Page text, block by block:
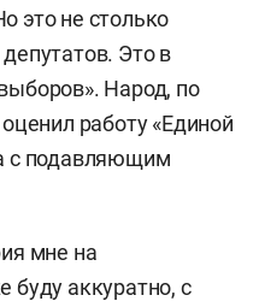
это не столько
Это в
Народ, по
работу «Единой
с подавляющим
мне на
буду аккуратно, с